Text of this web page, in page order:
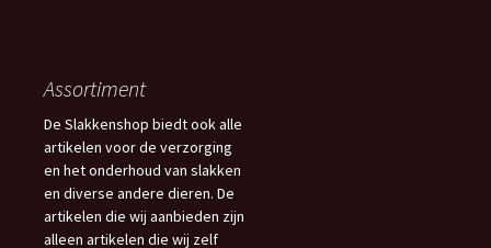
Assortiment
De Slakkenshop biedt ook alle
artikelen voor de verzorging
en het onderhoud van slakken
en diverse andere dieren. De
artikelen die wij aanbieden zijn
alleen artikelen die wij zelf